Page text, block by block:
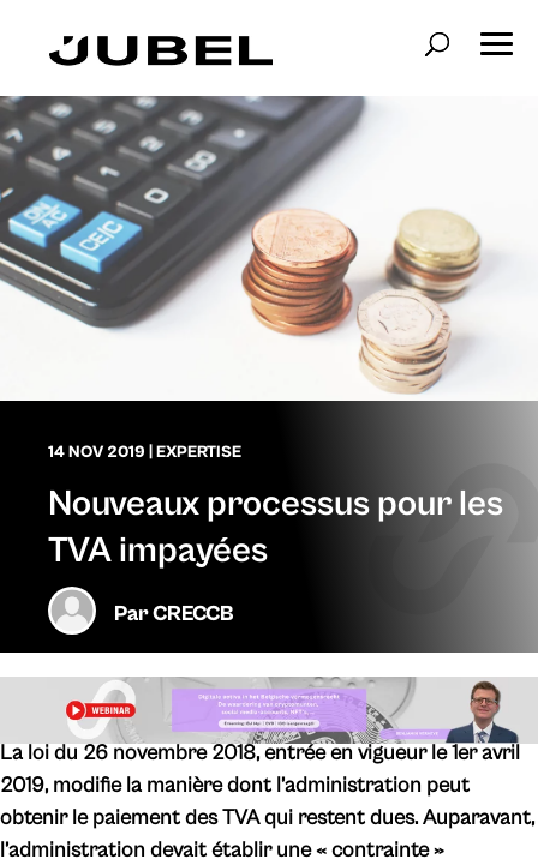
14 NOV 2019 EXPERTISE
Nouveaux processus pour les
TVA impayées
ParCRECCB
La loi du 26 novembre 2018, entrée en vigueur le 1er avril
2019, modifie la manière dont l’administration peut
obtenir le paiement des TVA qui restent dues. Auparavant,
l’administration devait établir une « contrainte »